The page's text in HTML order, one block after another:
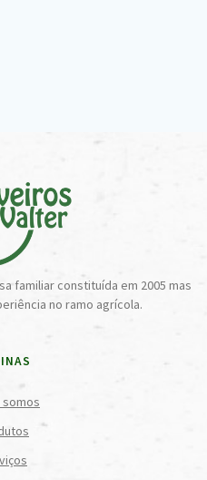
familiar constituída em 2005 mas
no ramo agrícola.
somos